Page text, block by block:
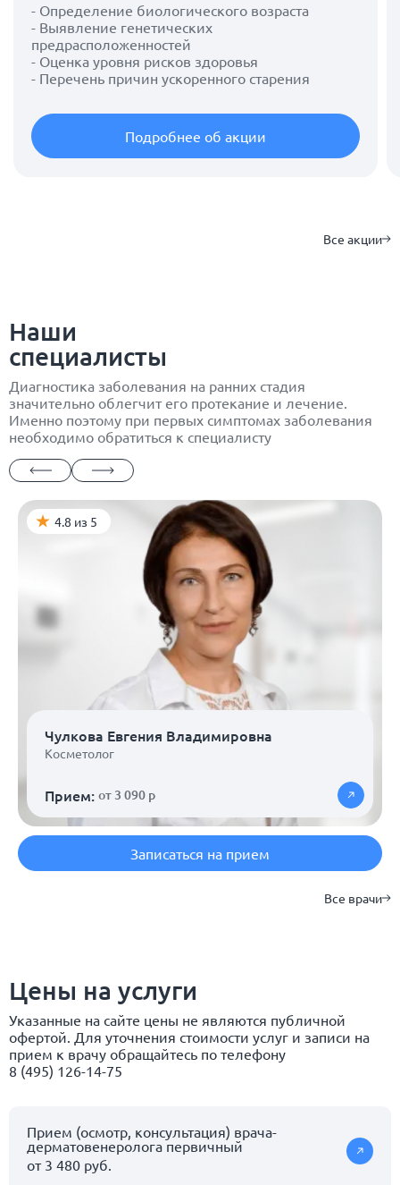
- Определение биологического возраста
- Выявление генетических
предрасположенностей
- Оценка уровня рисков здоровья
- Перечень причин ускоренного старения
Подробнее об акции
Все акции
Наши
специалисты
Диагностика заболевания на ранних стадия
значительно облегчит его протекание и лечение.
Именно поэтому при первых симптомах заболевания
необходимо обратиться к специалисту
4.8 из 5
Чулкова Евгения Владимировна
Косметолог
Прием: от 3 090 р
Записаться на прием
Все врачи
Цены на услуги
Указанные на сайте цены не являются публичной
офертой. Для уточнения стоимости услуг и записи на
прием к врачу обращайтесь по телефону
8 (495) 126-14-75
Прием (осмотр, консультация) врача-
дерматовенеролога первичный
от 3 480 руб.